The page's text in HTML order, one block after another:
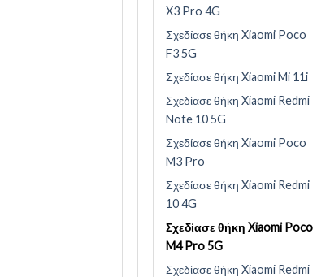
X3 Pro 4G
Σχεδίασε θήκη Xiaomi Poco
F3 5G
Σχεδίασε θήκη Xiaomi Mi 11i
Σχεδίασε θήκη Xiaomi Redmi
Note 10 5G
Σχεδίασε θήκη Xiaomi Poco
M3 Pro
Σχεδίασε θήκη Xiaomi Redmi
10 4G
Σχεδίασε θήκη Xiaomi Poco
M4 Pro 5G
Σχεδίασε θήκη Xiaomi Redmi